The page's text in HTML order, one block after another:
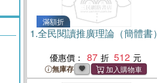
滿額折
1.全民閱讀推廣理論（簡體書）
優惠價： 87 512
無庫存